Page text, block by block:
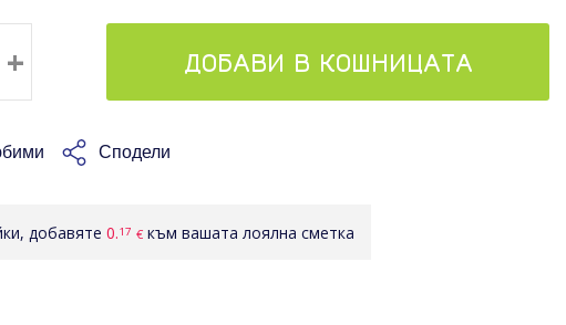
+ ДОБАВИ В КОШНИЦАТА
Сподели
добавяте 0.17 € към вашата лоялна сметка